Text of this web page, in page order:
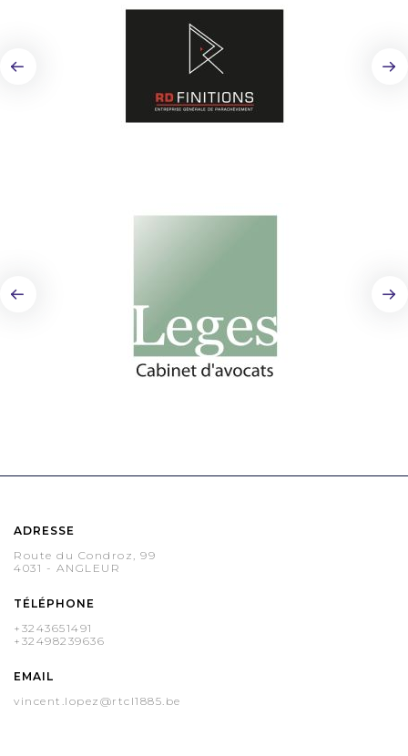
ADRESSE
Route du Condroz, 99
4031 - ANGLEUR
TÉLÉPHONE
+3243651491
+32498239636
EMAIL
vincent.lopez@rtcl1885.be